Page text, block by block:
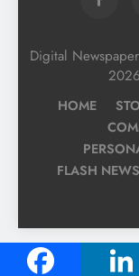
Digital
HOME
FLASH NEWS